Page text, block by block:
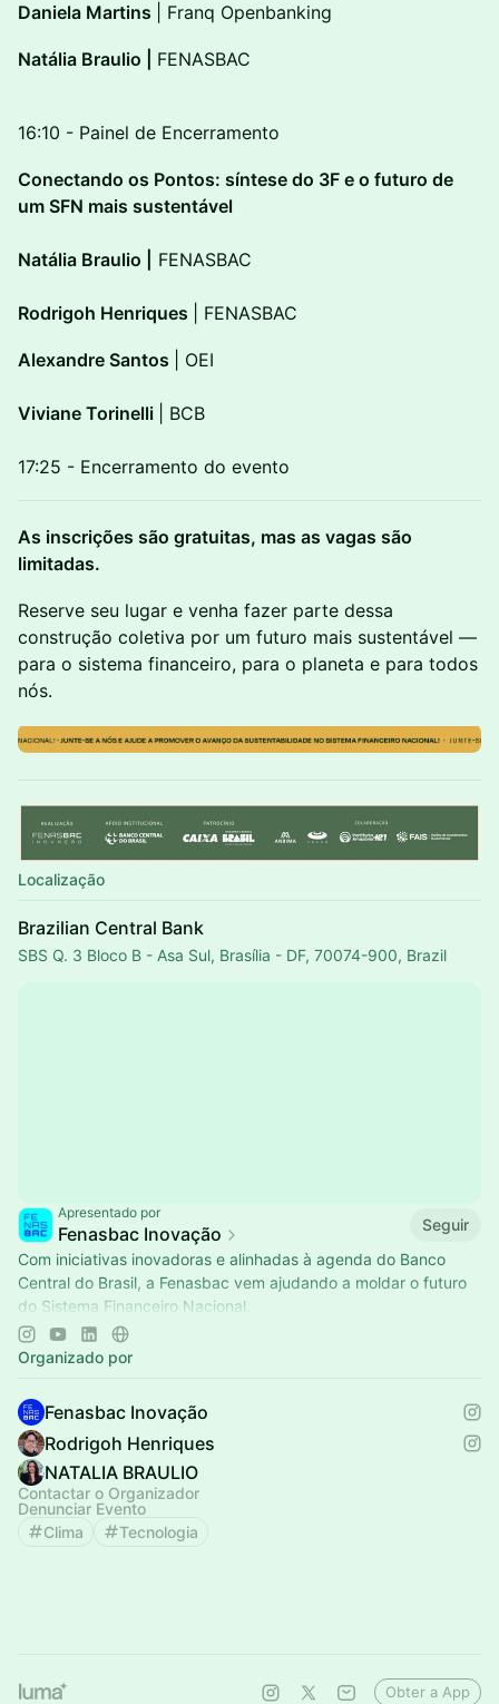
Daniela Martins | Franq Openbanking
Natália Braulio | FENASBAC
16:10 - Painel de Encerramento
Conectando os Pontos: síntese do 3F e o futuro de
um SFN mais sustentável
Natália Braulio | FENASBAC
Rodrigoh Henriques | FENASBAC
Alexandre Santos | OEI
Viviane Torinelli | BCB
17:25 - Encerramento do evento
As inscrições são gratuitas, mas as vagas são
limitadas.
Reserve seu lugar e venha fazer parte dessa
construção coletiva por um futuro mais sustentável —
para o sistema financeiro, para o planeta e para todos
nós.
Localização
Brazilian Central Bank
SBS Q. 3 Bloco B - Asa Sul, Brasília - DF, 70074-900, Brazil
Apresentado por
Fenasbac Inovação
Seguir
Com iniciativas inovadoras e alinhadas à agenda do Banco
Central do Brasil, a Fenasbac vem ajudando a moldar o futuro
do Sistema Financeiro Nacional.
Confira o calendário de eventos!
Organizado por
Fenasbac Inovação
Rodrigoh Henriques
NATALIA BRAULIO
Contactar o Organizador
Denunciar Evento
Clima
Tecnologia
Obter a App